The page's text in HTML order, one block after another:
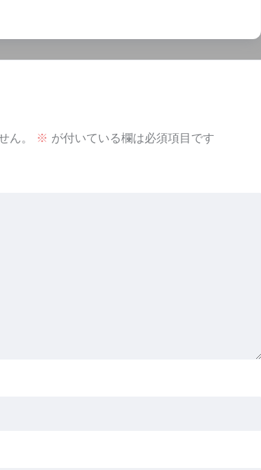
ん。 ※ が付いている欄は必須項目です